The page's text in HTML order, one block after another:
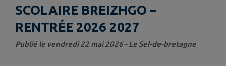
SCOLAIRE BREIZHGO –
RENTRÉE 2026 2027
Publié le vendredi 22 mai 2026 - Le Sel-de-bretagne